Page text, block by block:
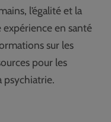
l’égalité et la
en santé
sur les
pour les
psychiatrie.